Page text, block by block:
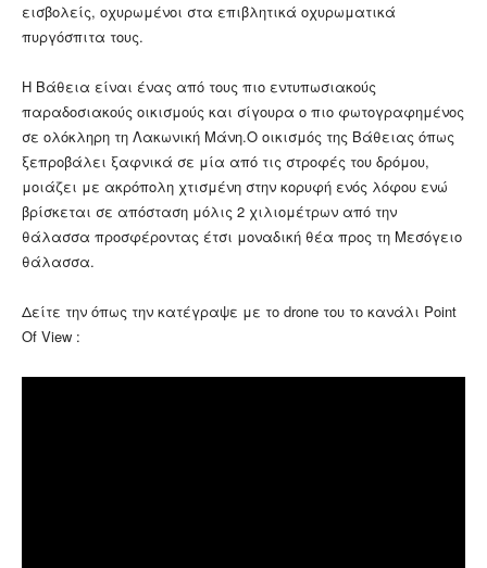
εισβολείς, οχυρωμένοι στα επιβλητικά οχυρωματικά
πυργόσπιτα τους.
Η Βάθεια είναι ένας από τους πιο εντυπωσιακούς
παραδοσιακούς οικισμούς και σίγουρα ο πιο φωτογραφημένος
σε ολόκληρη τη Λακωνική Μάνη.Ο οικισμός της Βάθειας όπως
ξεπροβάλει ξαφνικά σε μία από τις στροφές του δρόμου,
μοιάζει με ακρόπολη χτισμένη στην κορυφή ενός λόφου ενώ
βρίσκεται σε απόσταση μόλις 2 χιλιομέτρων από την
θάλασσα προσφέροντας έτσι μοναδική θέα προς τη Μεσόγειο
θάλασσα.
Δείτε την όπως την κατέγραψε με το drone του το κανάλι Point
Of View :